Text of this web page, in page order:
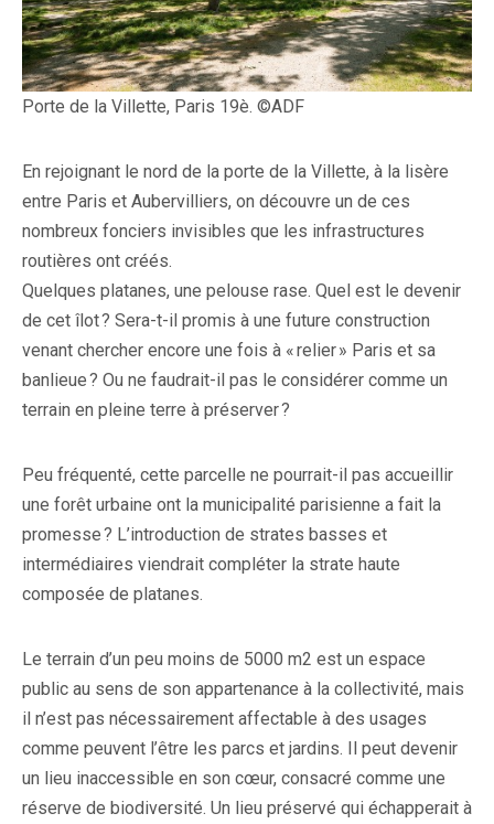
Porte de la Villette, Paris 19è. ©ADF
En rejoignant le nord de la porte de la Villette, à la lisère
entre Paris et Aubervilliers, on découvre un de ces
nombreux fonciers invisibles que les infrastructures
routières ont créés.
Quelques platanes, une pelouse rase. Quel est le devenir
de cet îlot ? Sera-t-il promis à une future construction
venant chercher encore une fois à « relier » Paris et sa
banlieue ? Ou ne faudrait-il pas le considérer comme un
terrain en pleine terre à préserver ?
Peu fréquenté, cette parcelle ne pourrait-il pas accueillir
une forêt urbaine ont la municipalité parisienne a fait la
promesse ? L’introduction de strates basses et
intermédiaires viendrait compléter la strate haute
composée de platanes.
Le terrain d’un peu moins de 5000 m2 est un espace
public au sens de son appartenance à la collectivité, mais
il n’est pas nécessairement affectable à des usages
comme peuvent l’être les parcs et jardins. Il peut devenir
un lieu inaccessible en son cœur, consacré comme une
réserve de biodiversité. Un lieu préservé qui échapperait à